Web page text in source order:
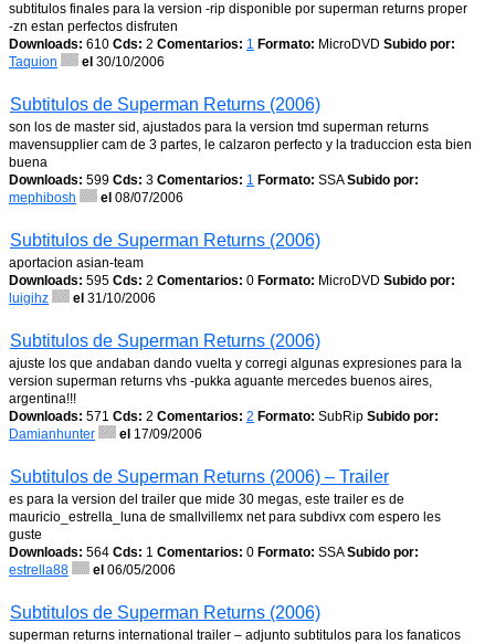
subtitulos finales para la version -rip disponible por superman returns proper
-zn estan perfectos disfruten
Downloads: 610 Cds: 2 Comentarios: 1 Formato: MicroDVD Subido por:
Taquion
el 30/10/2006
Subtitulos de Superman Returns (2006)
son los de master sid, ajustados para la version tmd superman returns
mavensupplier cam de 3 partes, le calzaron perfecto y la traduccion esta bien
buena
Downloads: 599 Cds: 3 Comentarios: 1 Formato: SSASubido por:
mephibosh
el 08/07/2006
Subtitulos de Superman Returns (2006)
aportacion asian-team
Downloads: 595 Cds: 2 Comentarios: 0 Formato: MicroDVD Subido por:
luigihz
el 31/10/2006
Subtitulos de Superman Returns (2006)
ajuste los que andaban dando vuelta y corregi algunas expresiones para la
version superman returns vhs -pukka aguante mercedes buenos aires,
argentina!!!
Downloads: 571 Cds: 2 Comentarios: 2 Formato: SubRip Subido por:
Damianhunter
el 17/09/2006
Subtitulos de Superman Returns (2006) – Trailer
es para la version del trailer que mide 30 megas, este trailer es de
mauricio_estrella_luna de smallvillemx net para subdivx com espero les
guste
Downloads: 564 Cds: 1 Comentarios: 0 Formato: SSASubido por:
estrella88
el 06/05/2006
Subtitulos de Superman Returns (2006)
superman returns international trailer – adjunto subtitulos para los fanaticos